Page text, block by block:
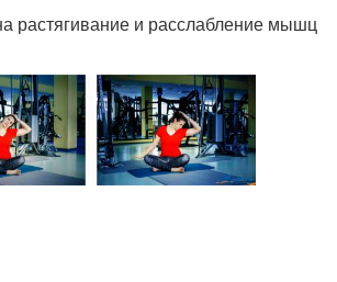
растягивание и расслабление мышц